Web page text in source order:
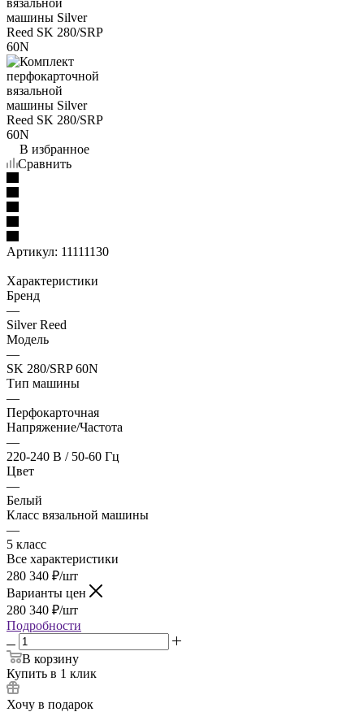
В избранное
Сравнить
Артикул: 11111130
Характеристики
Бренд
—
Silver Reed
Модель
—
SK 280/SRP 60N
Тип машины
—
Перфокарточная
Напряжение/Частота
—
220-240 В / 50-60 Гц
Цвет
—
Белый
Класс вязальной машины
—
5 класс
Все характеристики
280 340 ₽/шт
Варианты цен
280 340 ₽/шт
Подробности
В корзину
Купить в 1 клик
Хочу в подарок